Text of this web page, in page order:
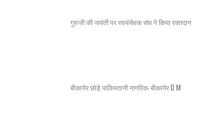
गुरुजी की जयंती पर स्वयंसेवक संघ ने किया रक्तदान
बीकानेर छोड़े पाकिस्तानी नागरिक- बीकानेर D M